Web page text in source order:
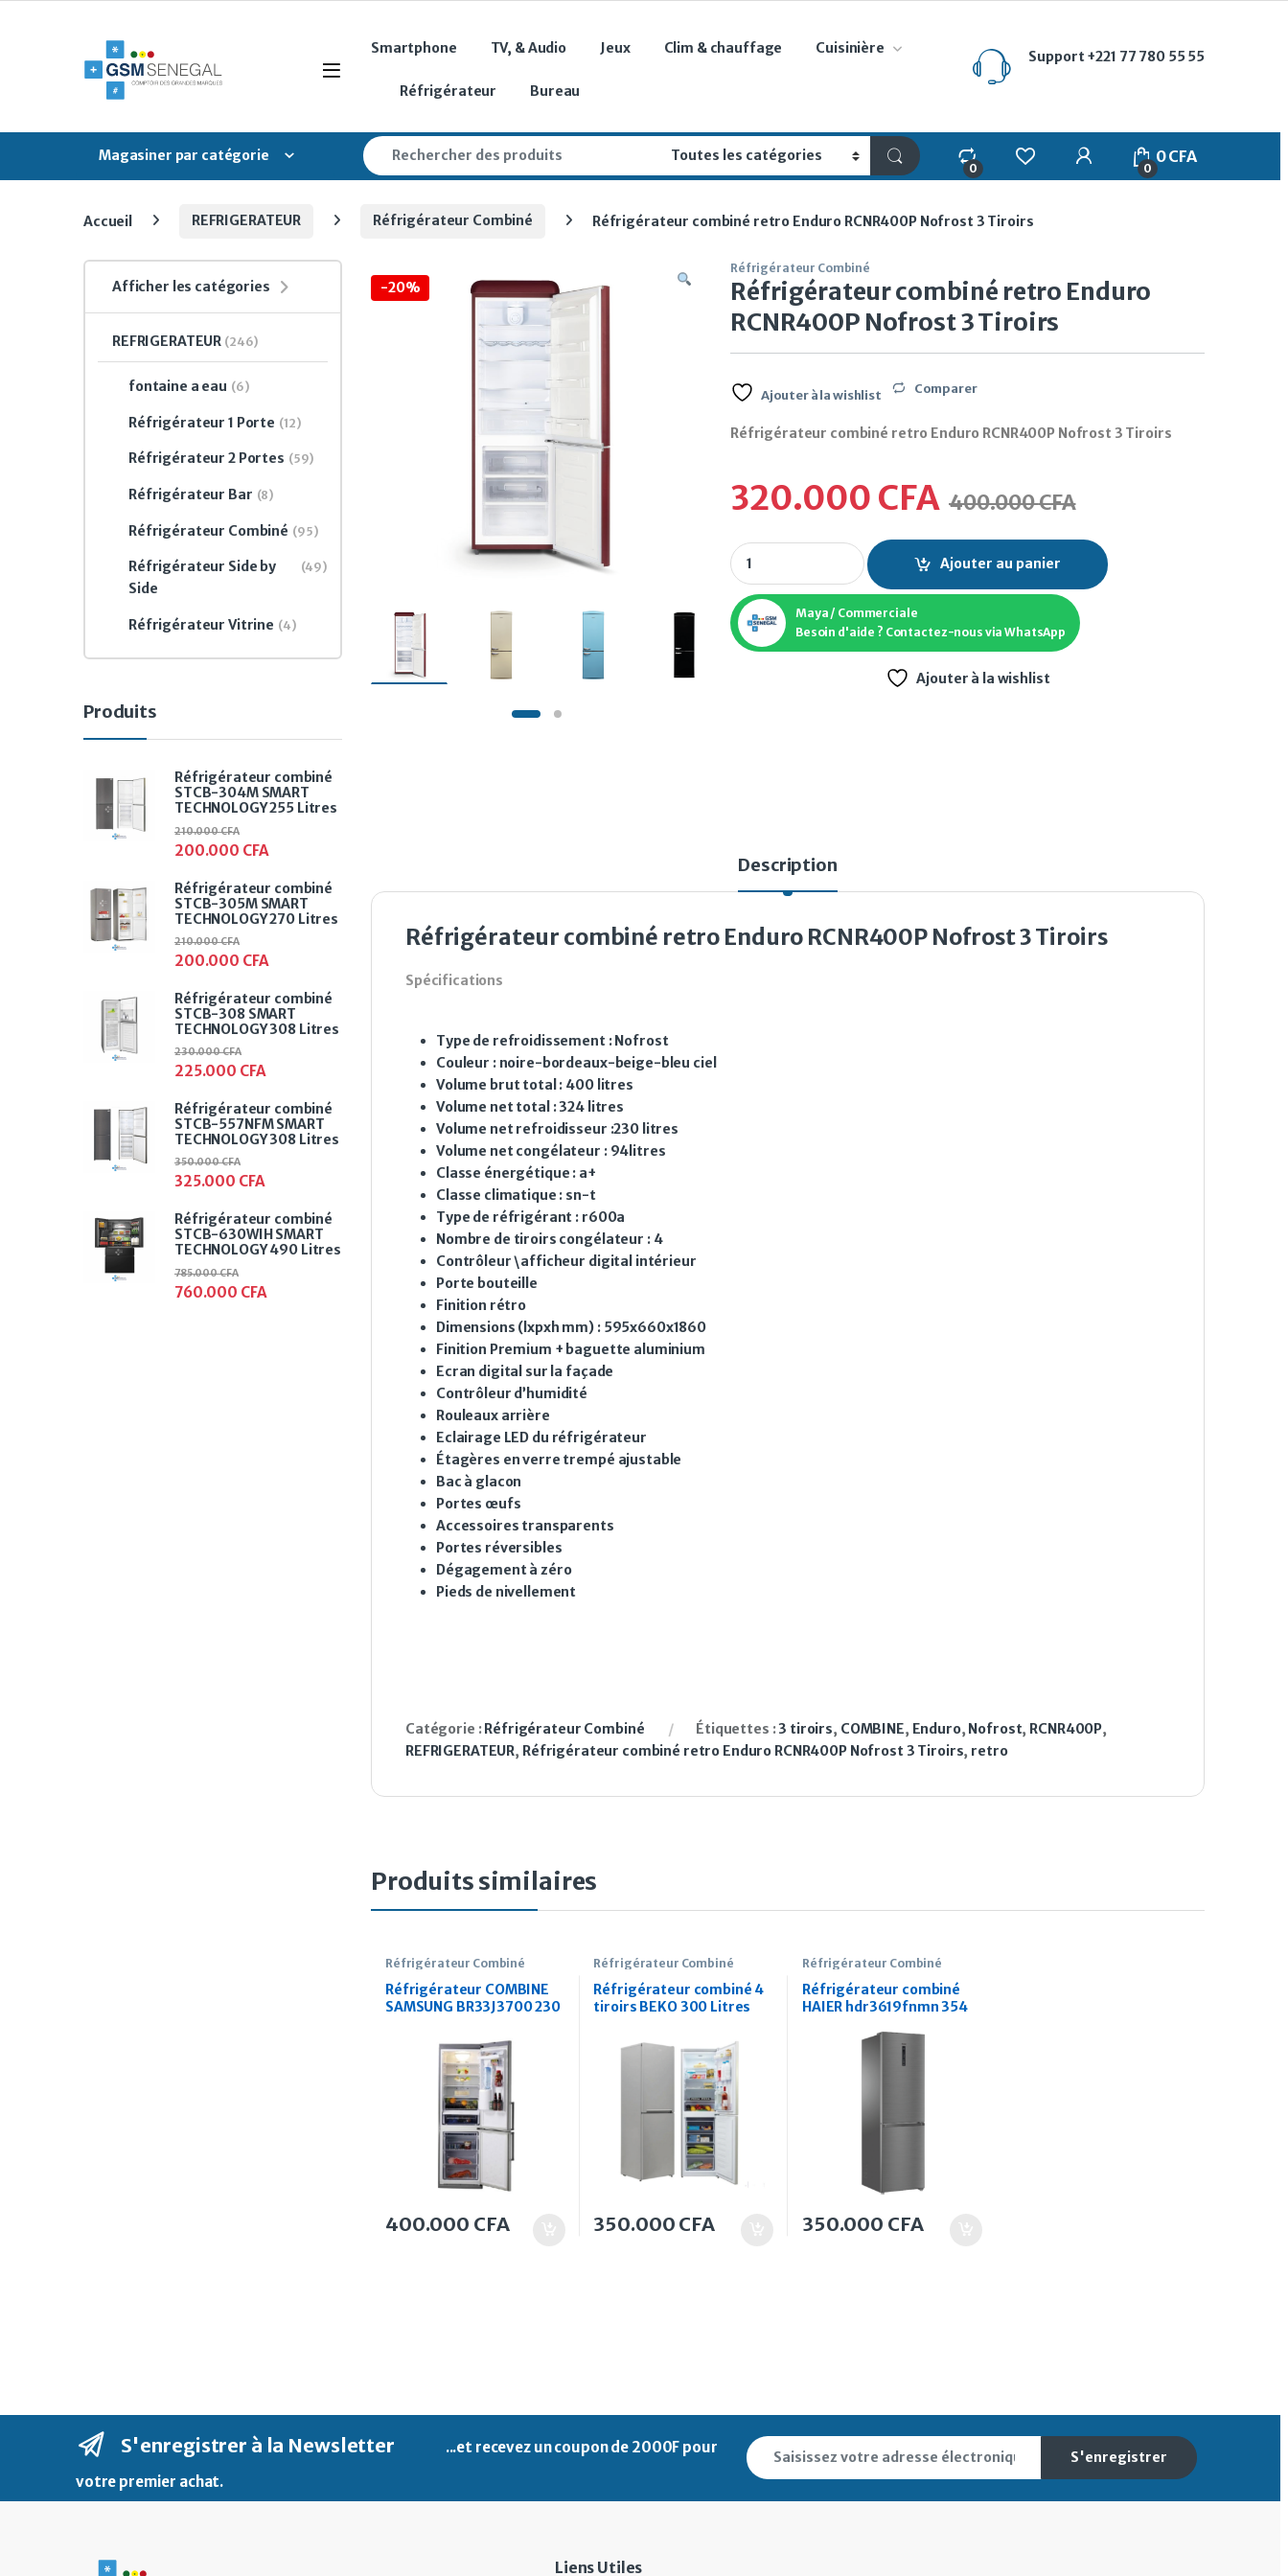
Open
Smartphone TV, & Audio Jeux Clim & chauffage Cuisinière
Réfrigérateur Bureau
Support +221 77 780 55 55
Magasiner par catégorie
Search for:
0
My Account
0
0CFA
Accueil REFRIGERATEUR Réfrigérateur Combiné Réfrigérateur combiné retro Enduro RCNR400P Nofrost 3 Tiroirs
-20%
Réfrigérateur Combiné
Réfrigérateur combiné retro Enduro
RCNR400P Nofrost 3 Tiroirs
Ajouter à la wishlist Comparer
Réfrigérateur combiné retro Enduro RCNR400P Nofrost 3 Tiroirs
320.000 CFA 400.000CFA
Réfrigérateur combiné retro Enduro RCNR400P Nofrost 3 Tiroirs quantity
Ajouter au panier
Maya / Commerciale
Besoin d'aide ? Contactez-nous via WhatsApp
Ajouter à la wishlist
Description
Réfrigérateur combiné retro Enduro RCNR400P Nofrost 3 Tiroirs
Spécifications
Type de refroidissement : Nofrost
Couleur : noire-bordeaux-beige-bleu ciel
Volume brut total : 400 litres
Volume net total : 324 litres
Volume net refroidisseur :230 litres
Volume net congélateur : 94litres
Classe énergétique : a+
Classe climatique : sn-t
Type de réfrigérant : r600a
Nombre de tiroirs congélateur : 4
Contrôleur \afficheur digital intérieur
Porte bouteille
Finition rétro
Dimensions (lxpxh mm) : 595x660x1860
Finition Premium + baguette aluminium
Ecran digital sur la façade
Contrôleur d’humidité
Rouleaux arrière
Eclairage LED du réfrigérateur
Étagères en verre trempé ajustable
Bac à glacon
Portes œufs
Accessoires transparents
Portes réversibles
Dégagement à zéro
Pieds de nivellement
Catégorie :Réfrigérateur Combiné Étiquettes :3 tiroirs, COMBINE, Enduro, Nofrost, RCNR400P,
REFRIGERATEUR, Réfrigérateur combiné retro Enduro RCNR400P Nofrost 3 Tiroirs, retro
Produits similaires
Réfrigérateur Combiné
Réfrigérateur COMBINE
SAMSUNG BR33J3700 230
400.000 CFA
Réfrigérateur Combiné
Réfrigérateur combiné 4
tiroirs BEKO 300 Litres
K 30 SN
350.000 CFA
Réfrigérateur Combiné
Réfrigérateur combiné
HAIER hdr3619fnmn 354
350.000 CFA
Afficher les catégories
REFRIGERATEUR (246)
fontaine a eau (6)
Réfrigérateur 1 Porte (12)
Réfrigérateur 2 Portes (59)
Réfrigérateur Bar (8)
Réfrigérateur Combiné (95)
Réfrigérateur Side by
Side
(49)
Réfrigérateur Vitrine (4)
Produits
Réfrigérateur combiné
STCB-304M SMART
TECHNOLOGY 255 Litres
200.000 CFA
210.000CFA
Réfrigérateur combiné
STCB-305M SMART
TECHNOLOGY 270 Litres
200.000 CFA
210.000CFA
Réfrigérateur combiné
STCB-308 SMART
TECHNOLOGY 308 Litres
225.000 CFA
230.000CFA
Réfrigérateur combiné
STCB-557NFM SMART
TECHNOLOGY 308 Litres
325.000 CFA
350.000CFA
Réfrigérateur combiné
STCB-630WIH SMART
TECHNOLOGY 490 Litres
760.000 CFA
785.000CFA
S'enregistrer à la Newsletter ...et recevez uncoupon de 2000F pour
votre premier achat.
S'enregistrer
Liens Utiles